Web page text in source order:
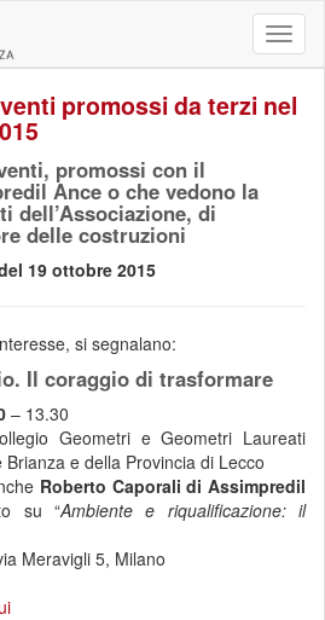
promossi da terzi nel
promossi con il
Ance o che vedono la
dell’Associazione, di
delle costruzioni
19 ottobre 2015
si segnalano:
Il coraggio di trasformare
– 13.30
Geometri e Geometri Laureati
e della Provincia di Lecco
Roberto Caporali di Assimpredil
su “Ambiente e riqualificazione: il
Meravigli 5, Milano